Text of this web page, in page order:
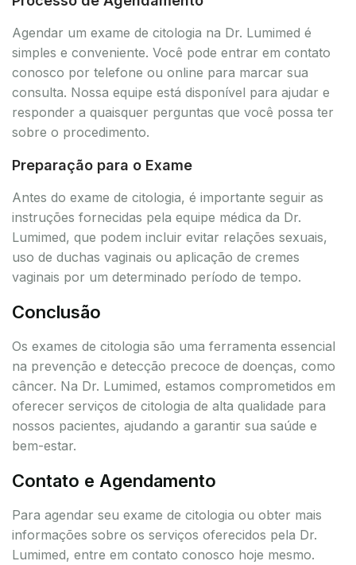
Agendar um exame de citologia na Dr. Lumimed é
simples e conveniente. Você pode entrar em contato
conosco por telefone ou online para marcar sua
consulta. Nossa equipe está disponível para ajudar e
responder a quaisquer perguntas que você possa ter
sobre o procedimento.
Preparação para o Exame
Antes do exame de citologia, é importante seguir as
instruções fornecidas pela equipe médica da Dr.
Lumimed, que podem incluir evitar relações sexuais,
uso de duchas vaginais ou aplicação de cremes
vaginais por um determinado período de tempo.
Conclusão
Os exames de citologia são uma ferramenta essencial
na prevenção e detecção precoce de doenças, como
câncer. Na Dr. Lumimed, estamos comprometidos em
oferecer serviços de citologia de alta qualidade para
nossos pacientes, ajudando a garantir sua saúde e
bem-estar.
Contato e Agendamento
Para agendar seu exame de citologia ou obter mais
informações sobre os serviços oferecidos pela Dr.
Lumimed, entre em contato conosco hoje mesmo.